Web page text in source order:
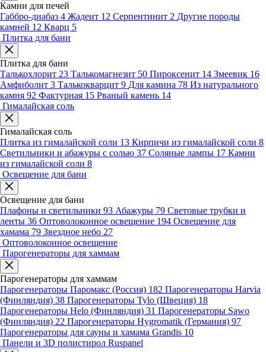
Камни для печей
Габбро-диабаз 4 Жадеит 12 Серпентинит 2 Другие породы
камней 12 Кварц 5
Плитка для бани
Плитка для бани
Талькохлорит 23 Талькомагнезит 50 Пироксенит 14 Змеевик 16
Амфиболит 3 Талькокварцит 9 Для камина 78 Из натурального
камня 92 Фактурная 15 Рваный камень 14
Гималайская соль
Гималайская соль
Плитка из гималайской соли 13 Кирпичи из гималайской соли 8
Светильники и абажуры с солью 37 Соляные лампы 17 Камни
из гималайской соли 8
Освещение для бани
Освещение для бани
Плафоны и светильники 93 Абажуры 79 Световые трубки и
ленты 36 Оптоволоконное освещение 194 Освещение для
хамама 79 Звездное небо 27
Оптоволоконное освещение
Парогенераторы для хаммам
Парогенераторы для хаммам
Парогенераторы Паромакс (Россия) 182 Парогенераторы Harvia
(Финляндия) 38 Парогенераторы Tylo (Швеция) 18
Парогенераторы Helo (Финляндия) 31 Парогенераторы Sawo
(Финляндия) 22 Парогенераторы Hygromatik (Германия) 97
Парогенераторы для сауны и хамама Grandis 10
Панели и 3D полистирол Ruspanel